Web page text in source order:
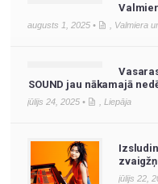
augusts 1, 2025 • Valmiera
SOUND jau nākamajā
jūlijs 24, 2025 • Liepāja
jūlijs 22,